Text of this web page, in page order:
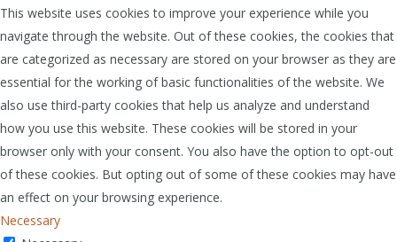
This website uses cookies to improve your experience while you
navigate through the website. Out of these cookies, the cookies that
are categorized as necessary are stored on your browser as they are
essential for the working of basic functionalities of the website. We
also use third-party cookies that help us analyze and understand
how you use this website. These cookies will be stored in your
browser only with your consent. You also have the option to opt-out
of these cookies. But opting out of some of these cookies may have
an effect on your browsing experience.
Necessary